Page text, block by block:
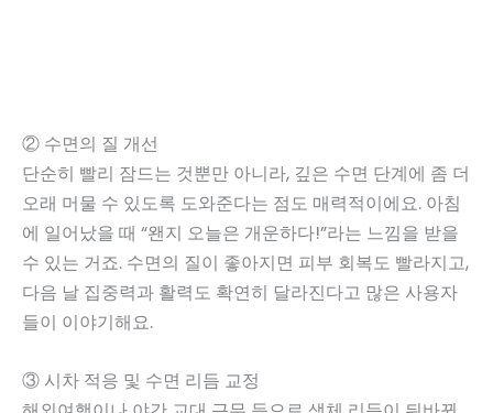
② 수면의 질 개선
단순히 빨리 잠드는 것뿐만 아니라, 깊은 수면 단계에 좀 더
오래 머물 수 있도록 도와준다는 점도 매력적이에요. 아침
에 일어났을 때 “왠지 오늘은 개운하다!”라는 느낌을 받을
수 있는 거죠. 수면의 질이 좋아지면 피부 회복도 빨라지고,
다음 날 집중력과 활력도 확연히 달라진다고 많은 사용자
들이 이야기해요.
③ 시차 적응 및 수면 리듬 교정